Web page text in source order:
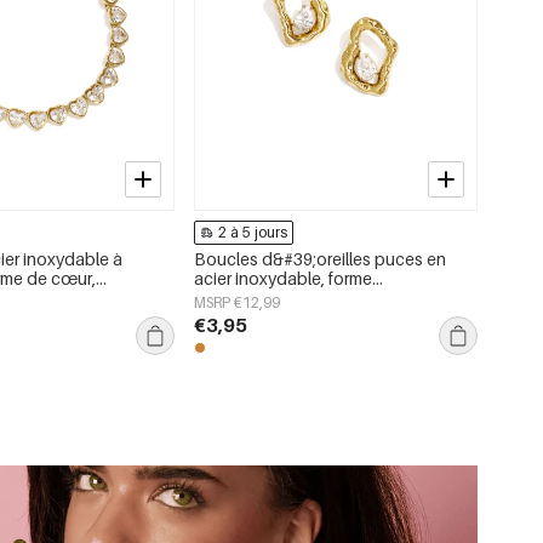
inoxydable à
de cœur,
Simple, bijoux pour
2 à 5 jours
Boucles d&#39;oreilles puces en
acier inoxydable, forme
géométrique, collection simple pour
le quotidien, bijoux pour femmes
MSRP €12,99
€3,95